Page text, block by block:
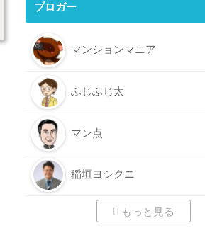
ブロガー
マンションマニア
ふじふじ太
マン点
稲垣ヨシクニ
もっと見る